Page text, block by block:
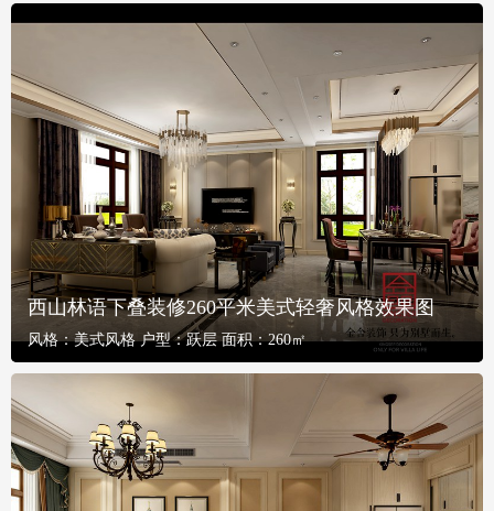
西山林语下叠装修260平米美式轻奢风格效果图
风格：美式风格 户型：跃层 面积：260㎡